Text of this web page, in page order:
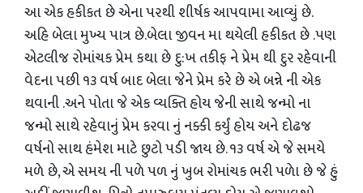
આ એક હકીકત છે એના પરથીશીર્ષકઆપવામાઆવ્યું છે.
અહિ બેલા મુખ્ય પાત્ર છે.બેલા જીવન મા થયેલી હકીકત છે .પણ
એટલીજ રોમાંચક પ્રેમ કથા છે દુ:ખ તકીફ ને પ્રેમ થી દુર રહેવાની
વેદના પછી ૧૩ વર્ષબાદ બેલા જેને પ્રેમ કરે છે એ બન્ને ની એક
થવાની .અને પોતા જે એકવ્યક્તિહોય જેની સાથે જન્મો ના
જન્મો સાથેરહેવાનુંપ્રેમ કરવા નું નક્કીકર્યુંહોય અને દોઢજ
વર્ષનો સાથ હંમેશ માટે છુટો પડી જાય છે. ૧૩ વર્ષ એ જે સમયે
મળે છે, એ સમય ની પળે પળ નું ખુબ રોમાંચક ભરી પળેા છે જે હું